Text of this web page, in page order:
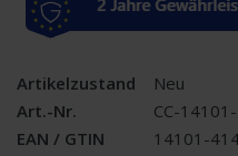
Artikelzustand
Neu
Art.-Nr.
CC-
EAN / GTIN
14101-